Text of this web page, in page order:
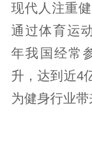
现代人注重
通过体育运
年我国经常
升，达到近4
为健身行业带